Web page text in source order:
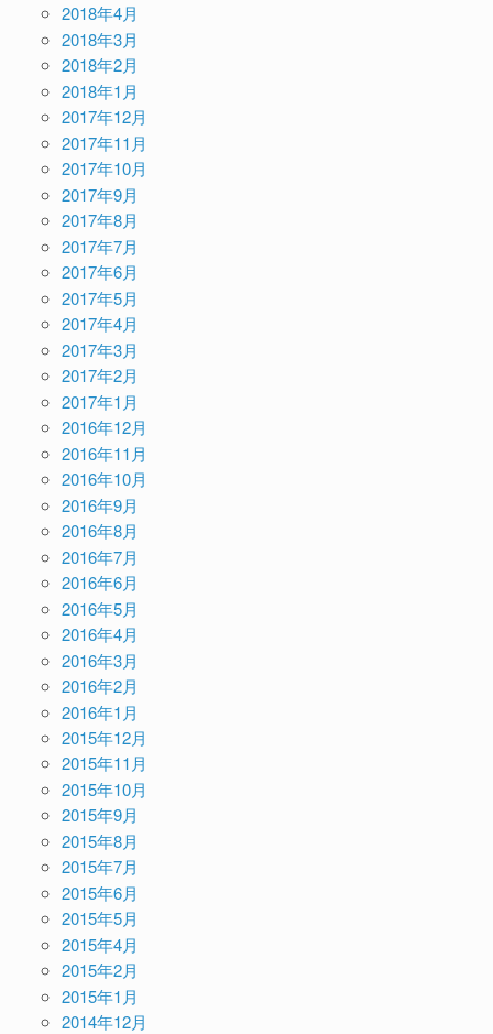
2018年4月
2018年3月
2018年2月
2018年1月
2017年12月
2017年11月
2017年10月
2017年9月
2017年8月
2017年7月
2017年6月
2017年5月
2017年4月
2017年3月
2017年2月
2017年1月
2016年12月
2016年11月
2016年10月
2016年9月
2016年8月
2016年7月
2016年6月
2016年5月
2016年4月
2016年3月
2016年2月
2016年1月
2015年12月
2015年11月
2015年10月
2015年9月
2015年8月
2015年7月
2015年6月
2015年5月
2015年4月
2015年2月
2015年1月
2014年12月